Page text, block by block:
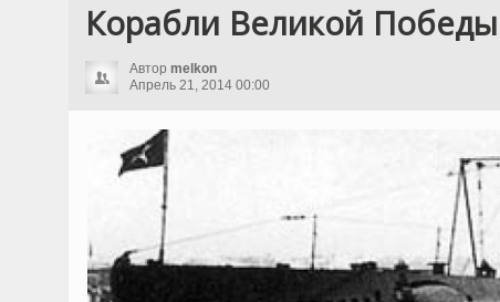
Корабли Великой Победы
Автор melkon
Апрель 21, 2014 00:00